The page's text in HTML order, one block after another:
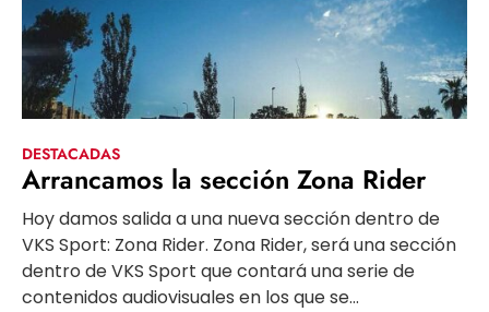
DESTACADAS
Arrancamos la sección Zona Rider
Hoy damos salida a una nueva sección dentro de
VKS Sport: Zona Rider. Zona Rider, será una sección
dentro de VKS Sport que contará una serie de
contenidos audiovisuales en los que se...